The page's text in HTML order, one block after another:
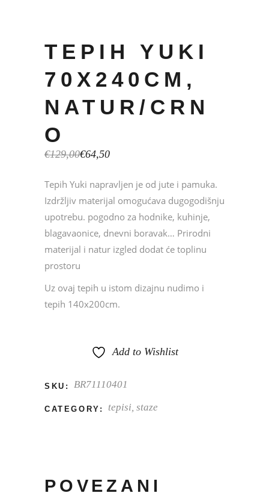
TEPIH YUKI
70X240CM,
NATUR/CRN
O
€129,00
Izvorna
je:
€129,00.
€64,50
Trenutna
€64,50.
Tepih Yuki napravljen je od jute i pamuka.
Izdržljiv materijal omogućava dugogodišnju
upotrebu. pogodno za hodnike, kuhinje,
blagavaonice, dnevni boravak… Prirodni
materijal i natur izgled dodat će toplinu
prostoru
Uz ovaj tepih u istom dizajnu nudimo i
tepih 140x200cm.
Add to Wishlist
SKU: BR71110401
CATEGORY: tepisi, staze
POVEZANI